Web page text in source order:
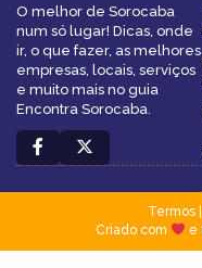
O melhor de Sorocaba
num só lugar! Dicas, onde
ir, o que fazer, as melhores
empresas, locais, serviços
e muito mais no guia
Encontra Sorocaba.
Termos|
Criado com
e